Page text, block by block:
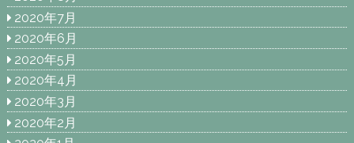
2020年7月
2020年6月
2020年5月
2020年4月
2020年3月
2020年2月